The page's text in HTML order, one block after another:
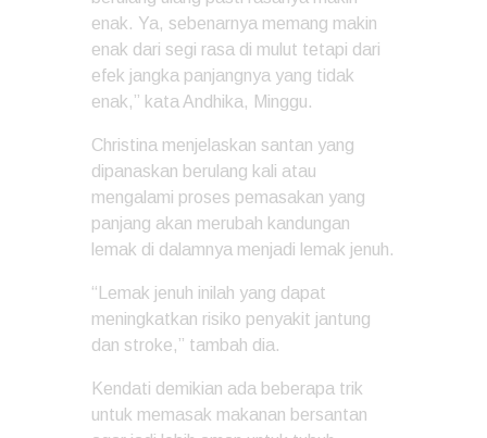
enak. Ya, sebenarnya memang makin
enak dari segi rasa di mulut tetapi dari
efek jangka panjangnya yang tidak
enak,” kata Andhika, Minggu.
Christina menjelaskan santan yang
dipanaskan berulang kali atau
mengalami proses pemasakan yang
panjang akan merubah kandungan
lemak di dalamnya menjadi lemak jenuh.
“Lemak jenuh inilah yang dapat
meningkatkan risiko penyakit jantung
dan stroke,” tambah dia.
Kendati demikian ada beberapa trik
untuk memasak makanan bersantan